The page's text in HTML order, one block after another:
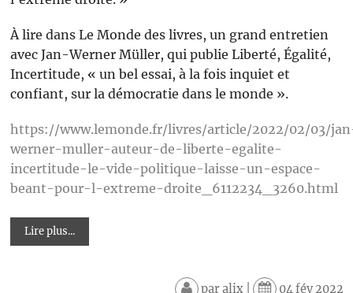
À lire dans Le Monde des livres, un grand entretien
avec Jan-Werner Müller, qui publie Liberté, Égalité,
Incertitude, « un bel essai, à la fois inquiet et
confiant, sur la démocratie dans le monde ».
https://www.lemonde.fr/livres/article/2022/02/03/
werner-muller-auteur-de-liberte-egalite-
incertitude-le-vide-politique-laisse-un-espace-
beant-pour-l-extreme-droite_6112234_3260.html
Lire plus...
paralix| 04 fév 2022